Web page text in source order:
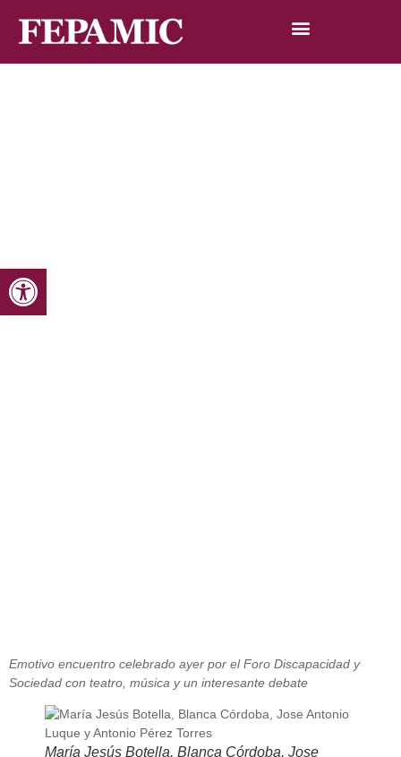
Abrir barra de herramientas
Inicio
Emotivo encuentro celebrado ayer por el Foro Discapacidad y
Sociedad con teatro, música y un interesante debate
María Jesús Botella, Blanca Córdoba, Jose